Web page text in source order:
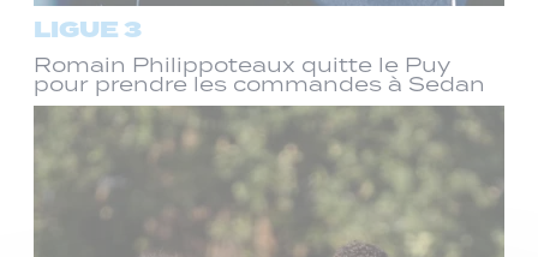
LIGUE 3
Romain Philippoteaux quitte le Puy
pour prendre les commandes à Sedan